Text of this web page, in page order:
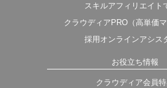
スキルアフィリエイト
クラウディアPRO（高単価マ
採用オンラインアシス
お役立ち情報
クラウディア会員